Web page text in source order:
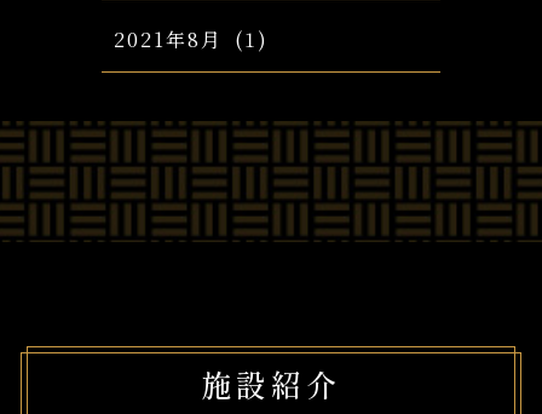
2021年8月 (1)
施設紹介